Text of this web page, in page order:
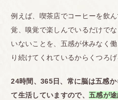
例えば、喫茶店でコーヒーを飲
覚、嗅覚で楽しんでいるだけで
いないことを、五感が休みなく
り続けてくれているからくつろげ
24時間、365日、常に脳は五感
て生活していますので、 五感が